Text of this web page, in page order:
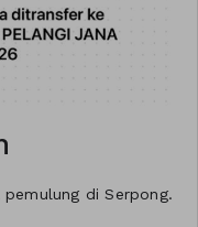
di Serpong.